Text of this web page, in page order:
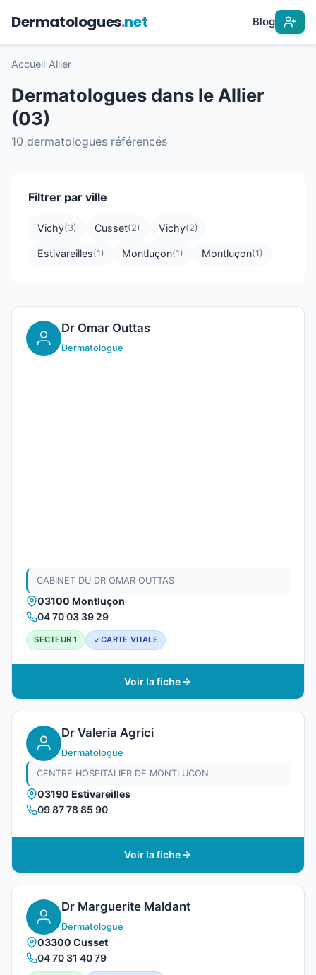
Dermatologues.net Blog
Accueil Allier
Dermatologues dans le Allier
(03)
10 dermatologues référencés
Filtrer par ville
Vichy(3) Cusset(2) Vichy(2)
Estivareilles(1) Montluçon(1) Montluçon(1)
Dr Omar Outtas
Dermatologue
CABINET DU DR OMAR OUTTAS
03100 Montluçon
04 70 03 39 29
SECTEUR 1 CARTE VITALE
Voir la fiche
Dr Valeria Agrici
Dermatologue
CENTRE HOSPITALIER DE MONTLUCON
03190 Estivareilles
09 87 78 85 90
Voir la fiche
Dr Marguerite Maldant
Dermatologue
03300 Cusset
04 70 31 40 79